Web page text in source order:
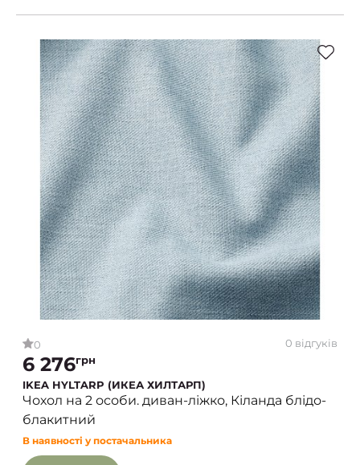
0 0 відгуків
6 276грн
IKEA HYLTARP (ИКЕА ХИЛТАРП)
Чохол на 2 особи. диван-ліжко, Кіланда блідо-
блакитний
В наявності у постачальника